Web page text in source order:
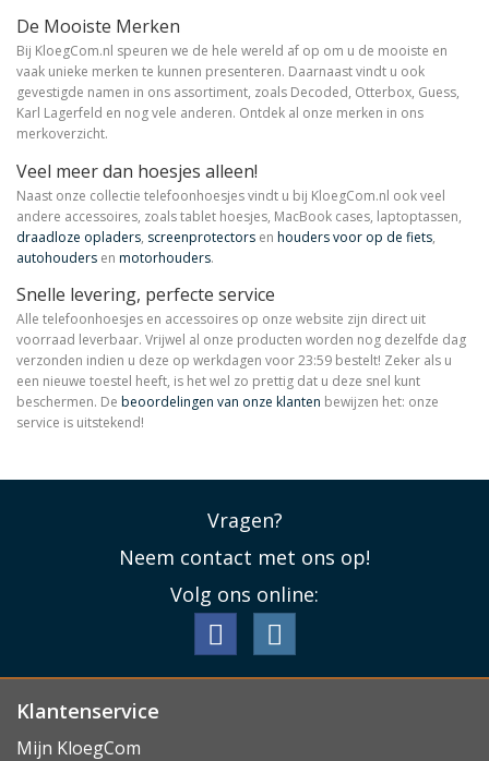
De Mooiste Merken
Bij KloegCom.nl speuren we de hele wereld af op om u de mooiste en
vaak unieke merken te kunnen presenteren. Daarnaast vindt u ook
gevestigde namen in ons assortiment, zoals Decoded, Otterbox, Guess,
Karl Lagerfeld en nog vele anderen. Ontdek al onze merken in ons
merkoverzicht.
Veel meer dan hoesjes alleen!
Naast onze collectie telefoonhoesjes vindt u bij KloegCom.nl ook veel
andere accessoires, zoals tablet hoesjes, MacBook cases, laptoptassen,
draadloze opladers, screenprotectors en houders voor op de fiets,
autohouders en motorhouders.
Snelle levering, perfecte service
Alle telefoonhoesjes en accessoires op onze website zijn direct uit
voorraad leverbaar. Vrijwel al onze producten worden nog dezelfde dag
verzonden indien u deze op werkdagen voor 23:59 bestelt! Zeker als u
een nieuwe toestel heeft, is het wel zo prettig dat u deze snel kunt
beschermen. De beoordelingen van onze klanten bewijzen het: onze
service is uitstekend!
Vragen?
Neem contact met ons op!
Volg ons online:
Klantenservice
Mijn KloegCom